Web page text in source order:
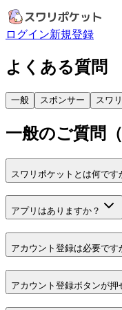
ログイン新規登録
よくある質問
一般 スポンサー スワ
一般のご質問（
スワリポケットとは何です
アプリはありますか？
アカウント登録は必要です
アカウント登録ボタンが